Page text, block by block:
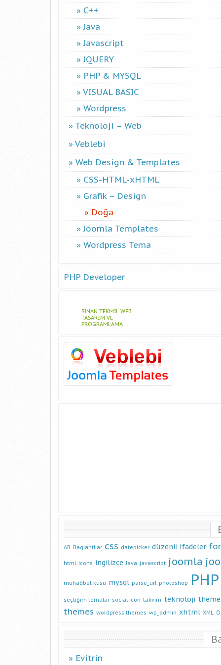
C++
Java
Javascript
JQUERY
PHP & MYSQL
VISUAL BASIC
Wordpress
Teknoloji – Web
Veblebi
Web Design & Templates
CSS-HTML-xHTML
Grafik – Design
Doğa
Joomla Templates
Wordpress Tema
PHP Developer
SINAN TEKMIL WEB
TASARIM VE
PROGRAMLAMA
AB Baglantilar css datepicker düzenli ifadeler
html icons ingilizce Java javascript joomla
muhabbet kusu mysql parse_url photoshop PHP
seçtiğim temalar social icon takvim teknoloji
themes wordpress themes wp_admin xhtml XML
Evitrin